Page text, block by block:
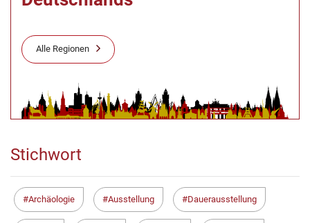
Alle Regionen
Stichwort
Archäologie Ausstellung Dauerausstellung